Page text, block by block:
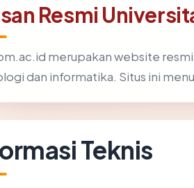
Resmi
merupakan website
dan informatika. Situs ini
Teknis